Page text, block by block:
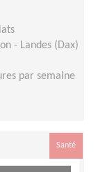
- Landes (Dax)
par semaine
Santé